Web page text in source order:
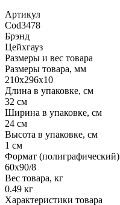
Артикул
Cod3478
Брэнд
Цейхгауз
Размеры и вес товара
Размеры товара, мм
210х296х10
Длина в упаковке, см
32 см
Ширина в упаковке, см
24 см
Высота в упаковке, см
1 см
Формат (полиграфический)
60х90/8
Вес товара, кг
0.49 кг
Характеристики товара